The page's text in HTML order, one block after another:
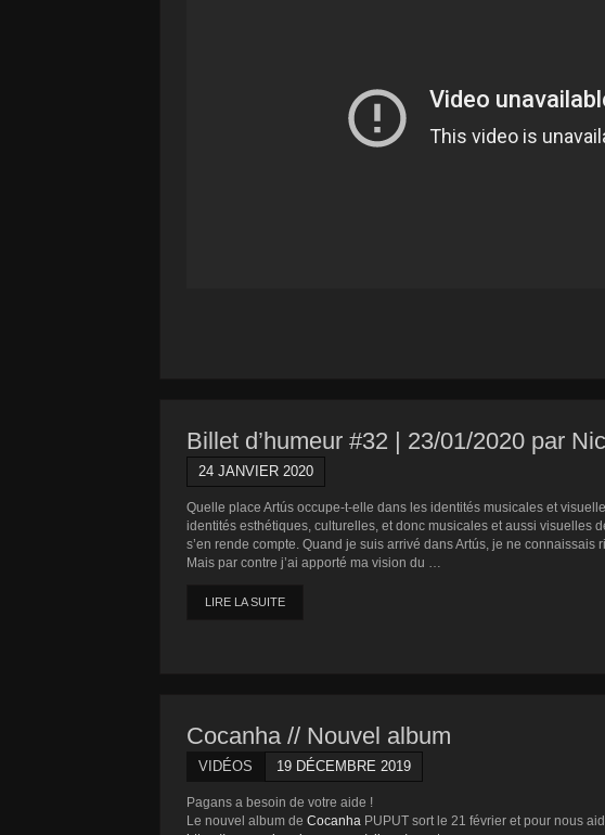
Billet d’humeur #32 | 23/01/2020 par
24 JANVIER 2020
Quelle place Artús occupe-t-elle dans les identités musicales et
identités esthétiques, culturelles, et donc musicales et aussi visuelles
s’en rende compte. Quand je suis arrivé dans Artús, je ne
Mais par contre j’ai apporté ma vision du …
LIRE LA SUITE
Cocanha // Nouvel album
VIDÉOS 19 DÉCEMBRE 2019
Pagans a besoin de votre aide !
Le nouvel album de Cocanha PUPUT sort le 21 février et pour nous